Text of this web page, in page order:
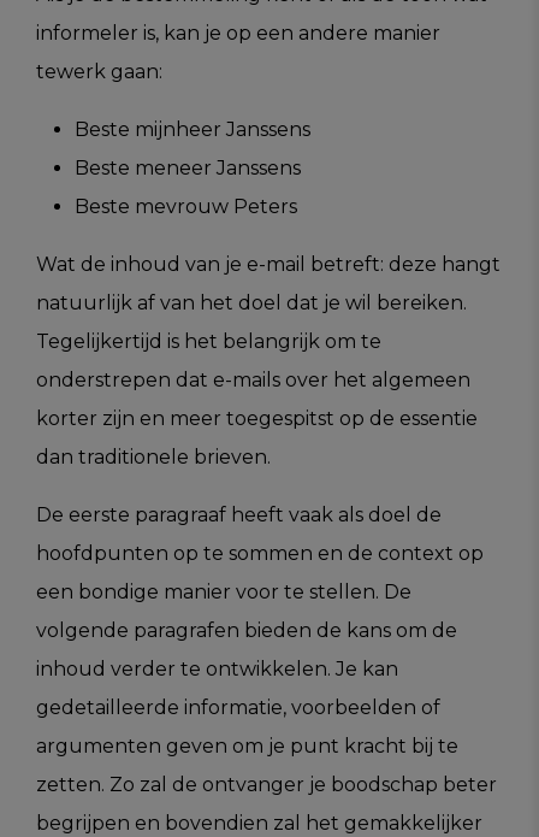
informeler is, kan je op een andere manier
tewerk gaan:
Beste mijnheer Janssens
Beste meneer Janssens
Beste mevrouw Peters
Wat de inhoud van je e-mail betreft: deze hangt
natuurlijk af van het doel dat je wil bereiken.
Tegelijkertijd is het belangrijk om te
onderstrepen dat e-mails over het algemeen
korter zijn en meer toegespitst op de essentie
dan traditionele brieven.
De eerste paragraaf heeft vaak als doel de
hoofdpunten op te sommen en de context op
een bondige manier voor te stellen. De
volgende paragrafen bieden de kans om de
inhoud verder te ontwikkelen. Je kan
gedetailleerde informatie, voorbeelden of
argumenten geven om je punt kracht bij te
zetten. Zo zal de ontvanger je boodschap beter
begrijpen en bovendien zal het gemakkelijker